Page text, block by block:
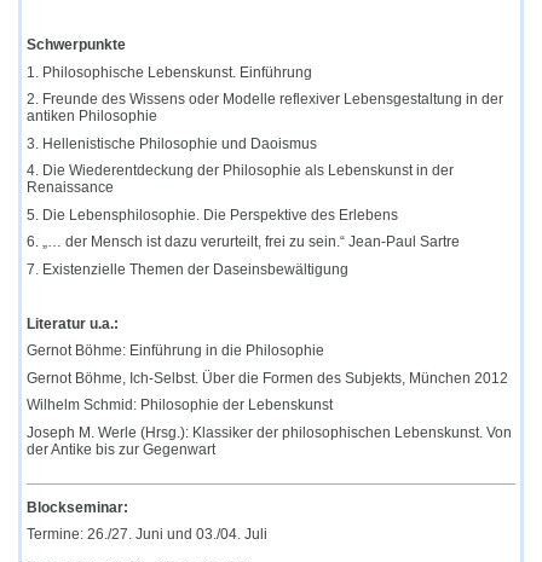
Schwerpunkte
1. Philosophische Lebenskunst. Einführung
2. Freunde des Wissens oder Modelle reflexiver Lebensgestaltung in der
antiken Philosophie
3. Hellenistische Philosophie und Daoismus
4. Die Wiederentdeckung der Philosophie als Lebenskunst in der
Renaissance
5. Die Lebensphilosophie. Die Perspektive des Erlebens
6. „… der Mensch ist dazu verurteilt, frei zu sein.“ Jean-Paul Sartre
7. Existenzielle Themen der Daseinsbewältigung
Literatur u.a.:
Gernot Böhme: Einführung in die Philosophie
Gernot Böhme, Ich-Selbst. Über die Formen des Subjekts, München 2012
Wilhelm Schmid: Philosophie der Lebenskunst
Joseph M. Werle (Hrsg.): Klassiker der philosophischen Lebenskunst. Von
der Antike bis zur Gegenwart
Blockseminar:
Termine: 26./27. Juni und 03./04. Juli